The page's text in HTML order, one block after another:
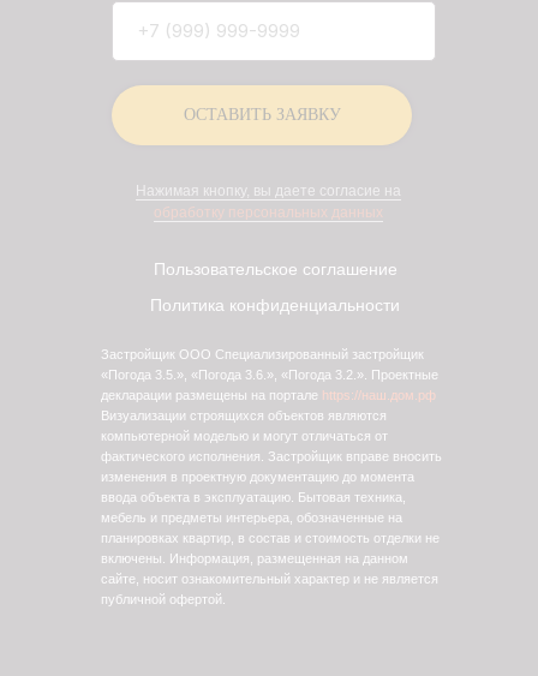
Политика конфиденциальности
Застройщик ООО Специализированный застройщик
«Погода 3.5.», «Погода 3.6.», «Погода 3.2.». Проектные
декларации размещены на портале https://наш.дом.рф
Визуализации строящихся объектов являются
компьютерной моделью и могут отличаться от
фактического исполнения. Застройщик вправе вносить
изменения в проектную документацию до момента
ввода объекта в эксплуатацию. Бытовая техника,
мебель и предметы интерьера, обозначенные на
планировках квартир, в состав и стоимость отделки не
включены. Информация, размещенная на данном
сайте, носит ознакомительный характер и не является
публичной офертой.
Пользовательское соглашение
ОСТАВИТЬ ЗАЯВКУ
Нажимая кнопку, вы даете согласие на
обработку персональных данных